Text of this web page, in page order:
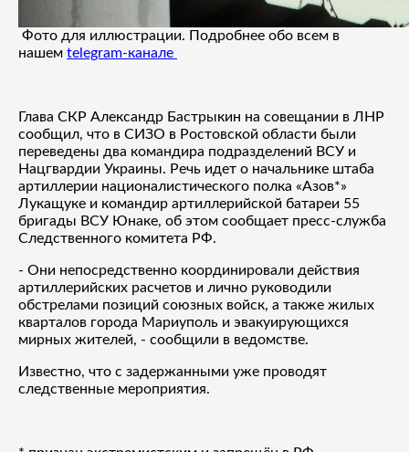
Фото для иллюстрации. Подробнее обо всем в
нашем telegram-канале
Глава СКР Александр Бастрыкин на совещании в ЛНР
сообщил, что в СИЗО в Ростовской области были
переведены два командира подразделений ВСУ и
Нацгвардии Украины. Речь идет о начальнике штаба
артиллерии националистического полка «Азов*»
Лукащуке и командир артиллерийской батареи 55
бригады ВСУ Юнаке, об этом сообщает пресс-служба
Следственного комитета РФ.
- Они непосредственно координировали действия
артиллерийских расчетов и лично руководили
обстрелами позиций союзных войск, а также жилых
кварталов города Мариуполь и эвакуирующихся
мирных жителей, - сообщили в ведомстве.
Известно, что с задержанными уже проводят
следственные мероприятия.